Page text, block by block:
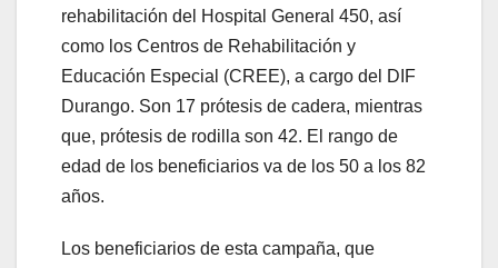
rehabilitación del Hospital General 450, así
como los Centros de Rehabilitación y
Educación Especial (CREE), a cargo del DIF
Durango. Son 17 prótesis de cadera, mientras
que, prótesis de rodilla son 42. El rango de
edad de los beneficiarios va de los 50 a los 82
años.
Los beneficiarios de esta campaña, que